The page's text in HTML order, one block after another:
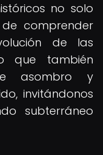
no solo
comprender
de las
que también
asombro y
invitándonos
subterráneo